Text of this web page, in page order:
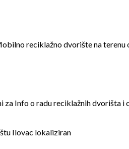
reciklažno dvorište na terenu
za Info o radu reciklažnih dvorišta i
Ilovac lokaliziran